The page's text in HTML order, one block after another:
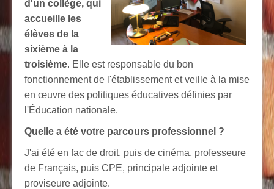
d'un collège, qui
accueille les
élèves de la
sixième à la
troisième. Elle est responsable du bon
fonctionnement de l'établissement et veille à la mise
en œuvre des politiques éducatives définies par
l'Éducation nationale.
Quelle a été votre parcours professionnel ?
J'ai été en fac de droit, puis de cinéma, professeure
de Français, puis CPE, principale adjointe et
proviseure adjointe.